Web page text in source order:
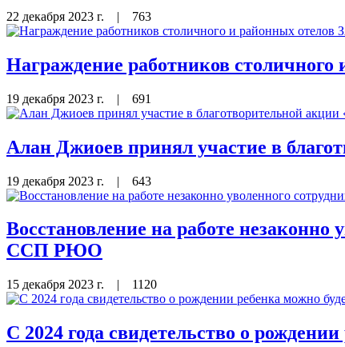
22 декабря 2023 г. | 763
Награждение работников
19 декабря 2023 г. | 691
Алан Джиоев принял участие в
19 декабря 2023 г. | 643
Восстановление на работе
ССП РЮО
15 декабря 2023 г. | 1120
С 2024 года свидетельство о